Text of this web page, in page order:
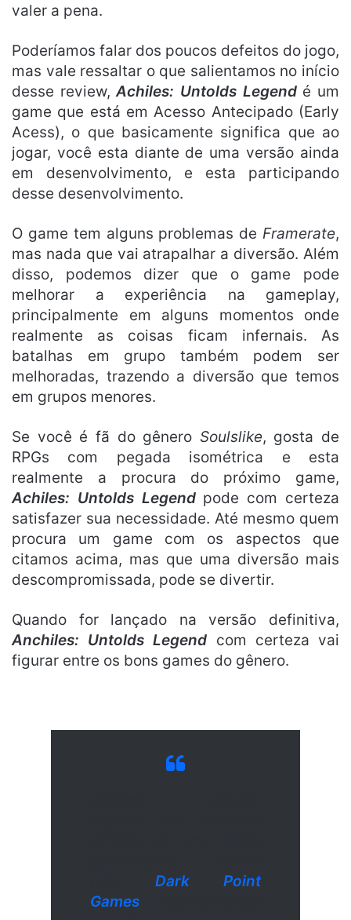
valer a pena.
Poderíamos falar dos poucos defeitos do jogo,
mas vale ressaltar o que salientamos no início
desse review,Achiles: Untolds Legendé um
game que está em Acesso Antecipado (Early
Acess), o que basicamente significa que ao
jogar, você esta diante de uma versão ainda
em desenvolvimento, e esta participando
desse desenvolvimento.
O game tem alguns problemas de Framerate,
mas nada que vai atrapalhar a diversão. Além
disso, podemos dizer que o game pode
melhorar a experiência na gameplay,
principalmente em alguns momentos onde
realmente as coisas ficam infernais. As
batalhas em grupo também podem ser
melhoradas, trazendo a diversão que temos
em grupos menores.
Se você é fã do gênero Soulslike, gosta de
RPGs com pegada isométrica e esta
realmente a procura do próximo game,
Achiles: Untolds Legendpode com certeza
satisfazer sua necessidade. Até mesmo quem
procura um game com os aspectos que
citamos acima, mas que uma diversão mais
descompromissada, pode se divertir.
Quando for lançado na versão definitiva,
Anchiles: Untolds Legend com certeza vai
figurar entre os bons games do gênero.
Dark Point
Games